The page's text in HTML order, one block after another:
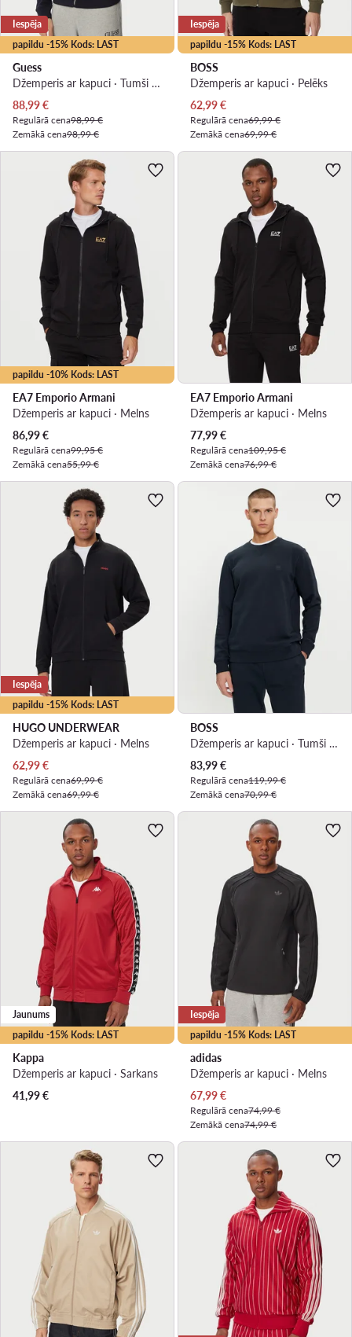
papildu -15% Kods: LAST
Iespēja
Guess
Džemperis ar kapuci · Tumši zils
Pašreizējā cena
88,99€
Regulārā cena98,99 €
Zemākā cena98,99 €
papildu -15% Kods: LAST
Iespēja
BOSS
Džemperis ar kapuci · Pelēks
Pašreizējā cena
62,99€
Regulārā cena69,99 €
Zemākā cena69,99 €
papildu -10% Kods: LAST
EA7 Emporio Armani
Džemperis ar kapuci · Melns
Pašreizējā cena
86,99€
Regulārā cena99,95 €
Zemākā cena55,99 €
EA7 Emporio Armani
Džemperis ar kapuci · Melns
Pašreizējā cena
77,99€
Regulārā cena109,95 €
Zemākā cena76,99 €
papildu -15% Kods: LAST
Iespēja
HUGO UNDERWEAR
Džemperis ar kapuci · Melns
Pašreizējā cena
62,99€
Regulārā cena69,99 €
Zemākā cena69,99 €
BOSS
Džemperis ar kapuci · Tumši zils
Pašreizējā cena
83,99€
Regulārā cena119,99 €
Zemākā cena70,99 €
papildu -15% Kods: LAST
Jaunums
Kappa
Džemperis ar kapuci · Sarkans
41,99€
papildu -15% Kods: LAST
Iespēja
adidas
Džemperis ar kapuci · Melns
Pašreizējā cena
67,99€
Regulārā cena74,99 €
Zemākā cena74,99 €